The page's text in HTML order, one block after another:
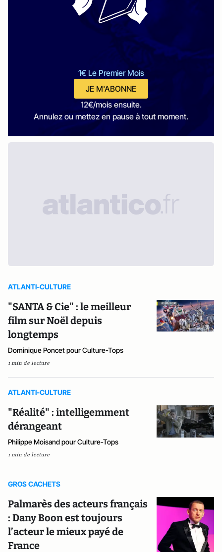
1€ Le Premier Mois
JE M'ABONNE
12€/mois ensuite.
Annulez ou mettez en pause à tout moment.
ATLANTI-CULTURE
"SANTA & Cie" : le meilleur
film sur Noël depuis
longtemps
Dominique Poncet pour Culture-Tops
1 min de lecture
ATLANTI-CULTURE
"Réalité" : intelligemment
dérangeant
Philippe Moisand pour Culture-Tops
1 min de lecture
GROS CACHETS
Palmarès des acteurs français
: Dany Boon est toujours
l’acteur le mieux payé de
France